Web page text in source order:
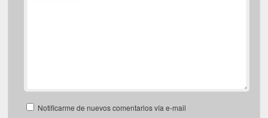
Notificarme de nuevos comentarios vía e-mail